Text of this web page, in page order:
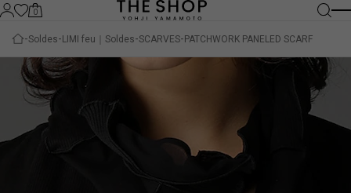
0
Soldes LIMI feu｜Soldes SCARVES PATCHWORK PANELED SCARF